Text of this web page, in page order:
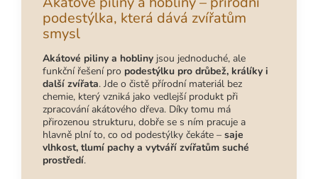
podestýlka, která dává zvířatům
smysl
Akátové piliny a hobliny jsou jednoduché, ale
funkční řešení pro podestýlku pro drůbež, králíky i
další zvířata. Jde o čistě přírodní materiál bez
chemie, který vzniká jako vedlejší produkt při
zpracování akátového dřeva. Díky tomu má
přirozenou strukturu, dobře se s ním pracuje a
hlavně plní to, co od podestýlky čekáte – saje
vlhkost, tlumí pachy a vytváří zvířatům suché
prostředí.